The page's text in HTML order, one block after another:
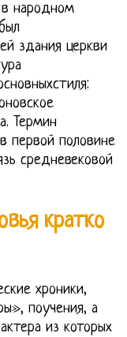
в народном
здания церкви
Термин
первой половине
средневековой
кратко
хроники,
поучения, а
из которых